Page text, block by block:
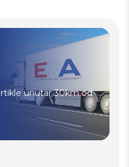
unutar 30km od